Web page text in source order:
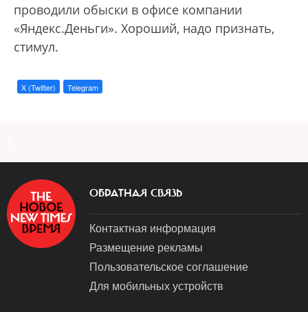
проводили обыски в офисе компании
«Яндекс.Деньги». Хороший, надо признать,
стимул.
X (Twitter) Telegram
ОБРАТНАЯ СВЯЗЬ
Контактная информация
Размещение рекламы
Пользовательское соглашение
Для мобильных устройств